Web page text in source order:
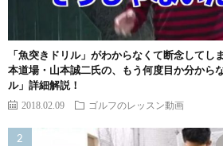
「魚突きドリル」がわからなくて断念してし
本道場・山本誠二氏の、もう何度目か分から
ル」詳細解説！
2018.02.09 ゴルフのレッスン動画